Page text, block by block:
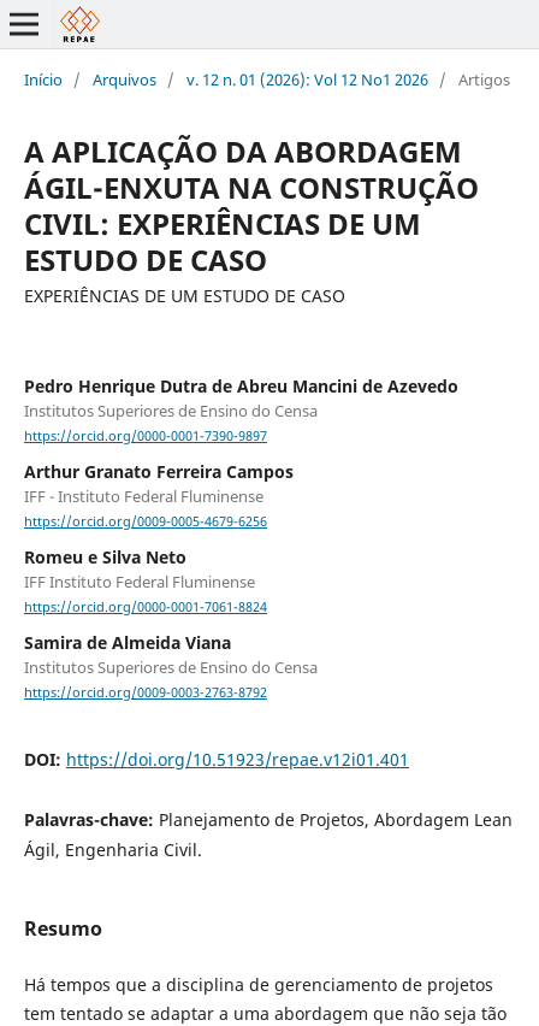
Início / Arquivos / v. 12 n. 01 (2026): Vol 12 No1 2026 / Artigos
A APLICAÇÃO DA ABORDAGEM
ÁGIL-ENXUTA NA CONSTRUÇÃO
CIVIL: EXPERIÊNCIAS DE UM
ESTUDO DE CASO
EXPERIÊNCIAS DE UM ESTUDO DE CASO
Pedro Henrique Dutra de Abreu Mancini de Azevedo
Institutos Superiores de Ensino do Censa
https://orcid.org/0000-0001-7390-9897
Arthur Granato Ferreira Campos
IFF - Instituto Federal Fluminense
https://orcid.org/0009-0005-4679-6256
Romeu e Silva Neto
IFF Instituto Federal Fluminense
https://orcid.org/0000-0001-7061-8824
Samira de Almeida Viana
Institutos Superiores de Ensino do Censa
https://orcid.org/0009-0003-2763-8792
DOI: https://doi.org/10.51923/repae.v12i01.401
Palavras-chave: Planejamento de Projetos, Abordagem Lean
Ágil, Engenharia Civil.
Resumo
Há tempos que a disciplina de gerenciamento de projetos
tem tentado se adaptar a uma abordagem que não seja tão